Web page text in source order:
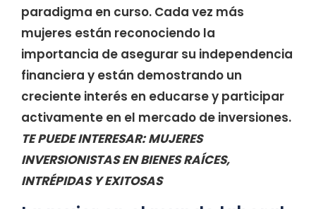
paradigma en curso. Cada vez más
mujeres están reconociendo la
importancia de asegurar su independencia
financiera y están demostrando un
creciente interés en educarse y participar
activamente en el mercado de inversiones.
TE PUEDE INTERESAR: MUJERES
INVERSIONISTAS EN BIENES RAÍCES,
INTRÉPIDAS Y EXITOSAS